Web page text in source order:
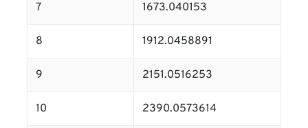
7 1673.040153
8 1912.0458891
9 2151.0516253
10 2390.0573614